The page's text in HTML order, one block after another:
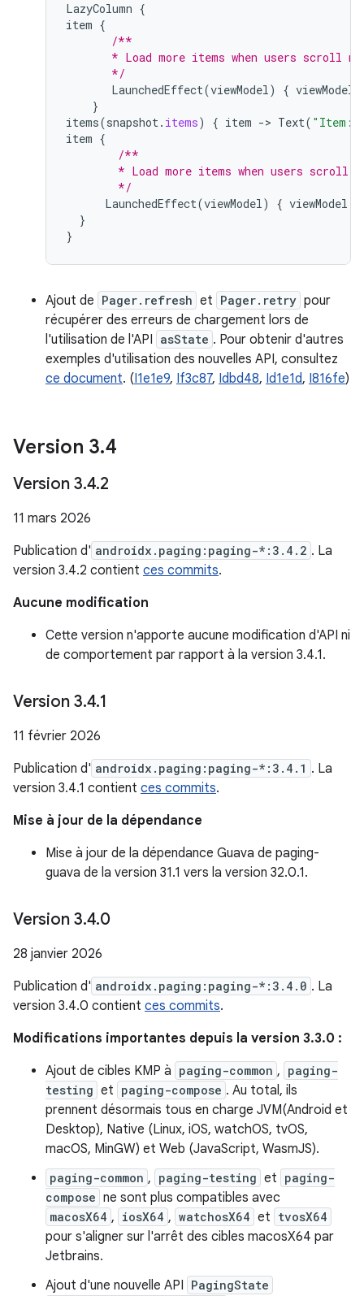
LazyColumn {
item {
/**
* Load more items when users scroll
       */
LaunchedEffect(viewModel) { viewModel
}
items(snapshot. items) { item -> Text( "Item:
item {
/**
* Load more items when users scroll
        */
LaunchedEffect(viewModel) { viewModel
}
}
Ajout de Pager.refresh et Pager.retry pour
récupérer des erreurs de chargement lors de
l'utilisation de l'API asState . Pour obtenir d'autres
exemples d'utilisation des nouvelles API, consultez
ce document. (I1e1e9, If3c87, Idbd48, Id1e1d, I816fe)
Version 3.4
Version 3.4.2
11 mars 2026
Publication d' androidx.paging:paging-*:3.4.2 . La
version 3.4.2 contient ces commits.
Aucune modification
Cette version n'apporte aucune modification d'API ni
de comportement par rapport à la version 3.4.1.
Version 3.4.1
11 février 2026
Publication d' androidx.paging:paging-*:3.4.1 . La
version 3.4.1 contient ces commits.
Mise à jour de la dépendance
Mise à jour de la dépendance Guava de paging-
guava de la version 31.1 vers la version 32.0.1.
Version 3.4.0
28 janvier 2026
Publication d' androidx.paging:paging-*:3.4.0 . La
version 3.4.0 contient ces commits.
Modifications importantes depuis la version 3.3.0 :
Ajout de cibles KMP à paging-common , paging-
testing et paging-compose . Au total, ils
prennent désormais tous en charge JVM(Android et
Desktop), Native (Linux, iOS, watchOS, tvOS,
macOS, MinGW) et Web (JavaScript, WasmJS).
paging-common , paging-testing et paging-
compose ne sont plus compatibles avec
macosX64 , iosX64 , watchosX64 et tvosX64
pour s'aligner sur l'arrêt des cibles macosX64 par
Jetbrains.
Ajout d'une nouvelle API PagingState